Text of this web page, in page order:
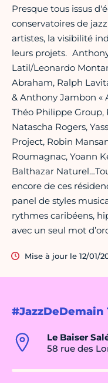
#JazzDeDemain
Le Baiser
58 rue des
Presque tous issus
conservatoires de
artistes, la visibilité
leurs projets.
Latil/Leonardo
Abraham, Ralph
& Anthony Jambon «
Théo Philippe Group,
Natascha Rogers,
Project, Robin
Roumagnac, Yoann
Balthazar
encore de ces
panel de styles
rythmes caribéens,
avec un seul mot
Mise à jour le 12/01/